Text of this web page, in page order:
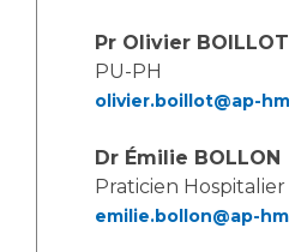
Transports sanitaires
Vos droits, vos devoirs
Handicap
Écoles et Instituts
Plateforme des
Pr Olivier BOILLOT
PU-PH
olivier.boillot@ap-
Dr Émilie BOLLON
Praticien Hospitalier
emilie.bollon@ap-